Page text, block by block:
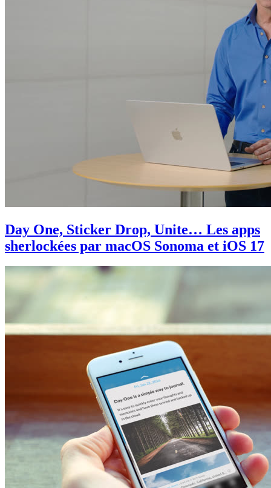
Day One, Sticker Drop, Unite… Les apps
sherlockées par macOS Sonoma et iOS 17